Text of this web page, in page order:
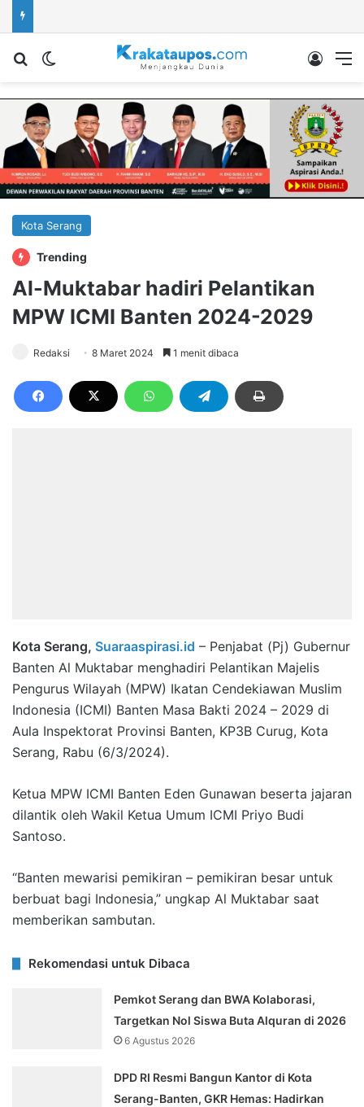
Cari berita...Switch skin Log In
Kota Serang
Trending
Al-Muktabar hadiri Pelantikan
MPW ICMI Banten 2024-2029
Redaksi 8 Maret 2024 1 menit dibaca
Kota Serang, Suaraaspirasi.id – Penjabat (Pj) Gubernur
Banten Al Muktabar menghadiri Pelantikan Majelis
Pengurus Wilayah (MPW) Ikatan Cendekiawan Muslim
Indonesia (ICMI) Banten Masa Bakti 2024 – 2029 di
Aula Inspektorat Provinsi Banten, KP3B Curug, Kota
Serang, Rabu (6/3/2024).
Ketua MPW ICMI Banten Eden Gunawan beserta jajaran
dilantik oleh Wakil Ketua Umum ICMI Priyo Budi
Santoso.
“Banten mewarisi pemikiran – pemikiran besar untuk
berbuat bagi Indonesia,” ungkap Al Muktabar saat
memberikan sambutan.
Rekomendasi untuk Dibaca
Pemkot Serang dan BWA Kolaborasi,
Targetkan Nol Siswa Buta Alquran di 2026
6 Agustus 2026
DPD RI Resmi Bangun Kantor di Kota
Serang-Banten, GKR Hemas: Hadirkan